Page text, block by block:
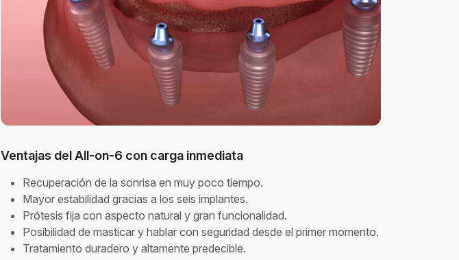
Ventajas del All-on-6 con carga inmediata
Recuperación de la sonrisa en muy poco tiempo.
Mayor estabilidad gracias a los seis implantes.
Prótesis fija con aspecto natural y gran funcionalidad.
Posibilidad de masticar y hablar con seguridad desde el primer momento.
Tratamiento duradero y altamente predecible.